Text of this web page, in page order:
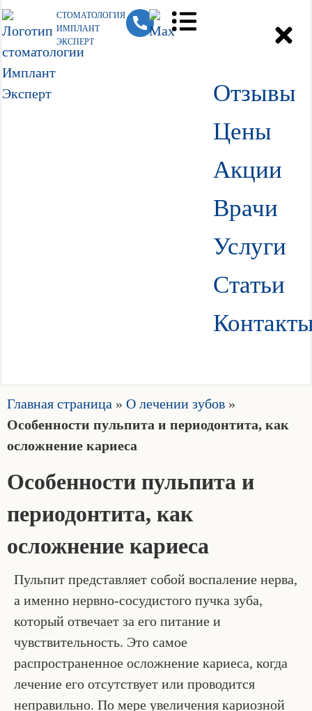
СТОМАТОЛОГИЯ
ИМПЛАНТ
ЭКСПЕРТ
Отзывы
Цены
Акции
Врачи
Услуги
Статьи
Главная страница » О лечении зубов »
Особенности пульпита и периодонтита, как
осложнение кариеса
Особенности пульпита и
периодонтита, как
осложнение кариеса
Пульпит представляет собой воспаление нерва,
а именно нервно-сосудистого пучка зуба,
который отвечает за его питание и
чувствительность. Это самое
распространенное осложнение кариеса, когда
лечение его отсутствует или проводится
неправильно. По мере увеличения кариозной